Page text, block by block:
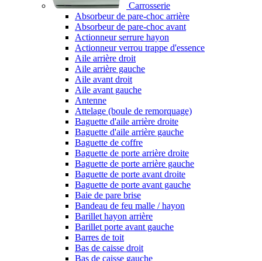
Carrosserie
Absorbeur de pare-choc arrière
Absorbeur de pare-choc avant
Actionneur serrure hayon
Actionneur verrou trappe d'essence
Aile arrière droit
Aile arrière gauche
Aile avant droit
Aile avant gauche
Antenne
Attelage (boule de remorquage)
Baguette d'aile arrière droite
Baguette d'aile arrière gauche
Baguette de coffre
Baguette de porte arrière droite
Baguette de porte arrière gauche
Baguette de porte avant droite
Baguette de porte avant gauche
Baie de pare brise
Bandeau de feu malle / hayon
Barillet hayon arrière
Barillet porte avant gauche
Barres de toit
Bas de caisse droit
Bas de caisse gauche